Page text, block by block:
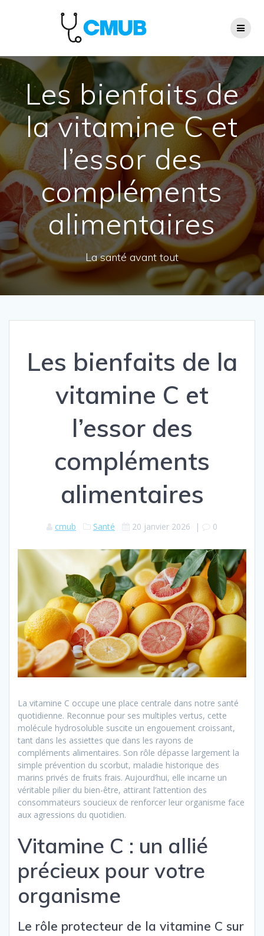
au
contenu
Les bienfaits de
la vitamine C et
l’essor des
compléments
alimentaires
La santé avant tout
Les bienfaits de la
vitamine C et
l’essor des
compléments
alimentaires
cmub Santé 20 janvier 2026 | 0
La vitamine C occupe une place centrale dans notre santé
quotidienne. Reconnue pour ses multiples vertus, cette
molécule hydrosoluble suscite un engouement croissant,
tant dans les assiettes que dans les rayons de
compléments alimentaires. Son rôle dépasse largement la
simple prévention du scorbut, maladie historique des
marins privés de fruits frais. Aujourd’hui, elle incarne un
véritable pilier du bien-être, attirant l’attention des
consommateurs soucieux de renforcer leur organisme face
aux agressions du quotidien.
Vitamine C : un allié
précieux pour votre
organisme
Le rôle protecteur de la vitamine C sur